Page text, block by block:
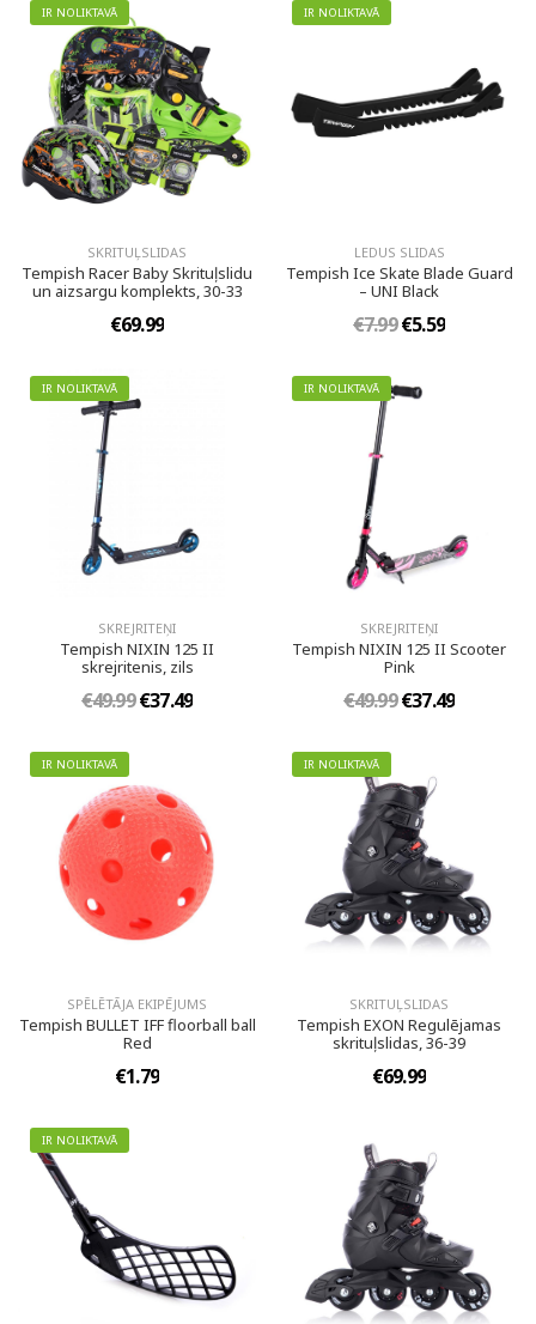
IR NOLIKTAVĀ
SKRITUĻSLIDAS
Tempish Racer Baby Skrituļslidu
un aizsargu komplekts, 30-33
€69.99
IR NOLIKTAVĀ
LEDUS SLIDAS
Tempish Ice Skate Blade Guard
– UNI Black
€7.99€5.59
IR NOLIKTAVĀ
SKREJRITEŅI
Tempish NIXIN 125 II
skrejritenis, zils
€49.99€37.49
IR NOLIKTAVĀ
SKREJRITEŅI
Tempish NIXIN 125 II Scooter
Pink
€49.99€37.49
IR NOLIKTAVĀ
SPĒLĒTĀJA EKIPĒJUMS
Tempish BULLET IFF floorball ball
Red
€1.79
IR NOLIKTAVĀ
SKRITUĻSLIDAS
Tempish EXON Regulējamas
skrituļslidas, 36-39
€69.99
IR NOLIKTAVĀ